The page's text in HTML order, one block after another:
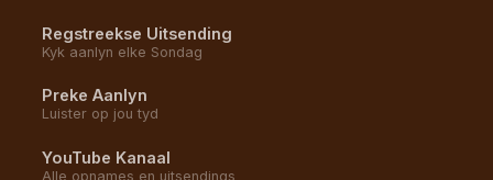
Regstreekse Uitsending
Kyk aanlyn elke Sondag
Preke Aanlyn
Luister op jou tyd
YouTube Kanaal
Alle opnames en uitsendings